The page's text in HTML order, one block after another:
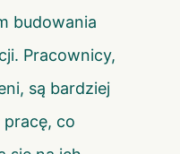
budowania
Pracownicy,
są bardziej
co